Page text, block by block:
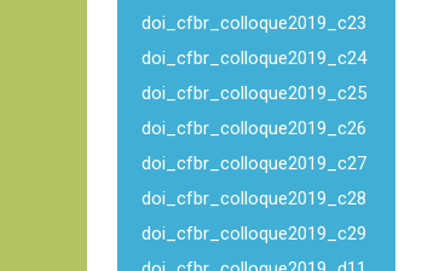
doi_cfbr_colloque2019_c23
doi_cfbr_colloque2019_c24
doi_cfbr_colloque2019_c25
doi_cfbr_colloque2019_c26
doi_cfbr_colloque2019_c27
doi_cfbr_colloque2019_c28
doi_cfbr_colloque2019_c29